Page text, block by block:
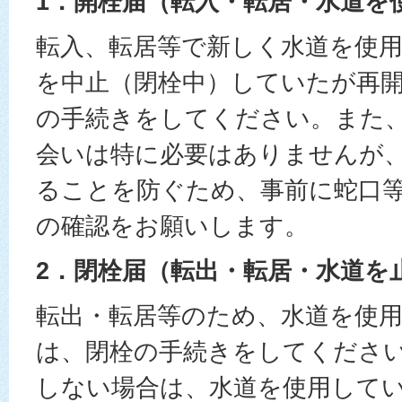
転入、転居等で新しく水道を使
を中止（閉栓中）していたが再
の手続きをしてください。また
会いは特に必要はありませんが
ることを防ぐため、事前に蛇口
の確認をお願いします。
2．閉栓届（転出・転居・水道を
転出・転居等のため、水道を使
は、閉栓の手続きをしてくださ
しない場合は、水道を使用して